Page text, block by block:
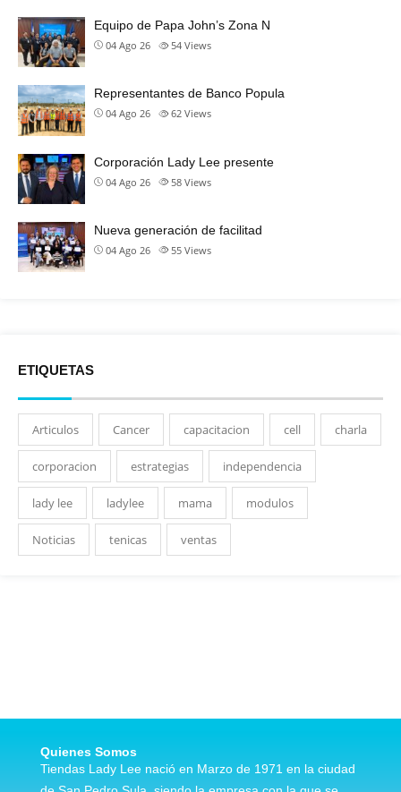
Equipo de Papa John’s Zona N
04 Ago 26 54 Views
Representantes de Banco Popula
04 Ago 26 62 Views
Corporación Lady Lee presente
04 Ago 26 58 Views
Nueva generación de facilitad
04 Ago 26 55 Views
ETIQUETAS
Articulos Cancer capacitacion cell charla
corporacion estrategias independencia
lady lee ladylee mama modulos
Noticias tenicas ventas
Quienes Somos
Tiendas Lady Lee nació en Marzo de 1971 en la ciudad